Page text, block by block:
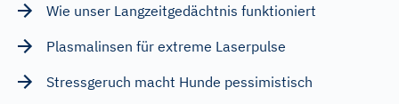
Wie unser Langzeitgedächtnis funktioniert
Plasmalinsen für extreme Laserpulse
Stressgeruch macht Hunde pessimistisch